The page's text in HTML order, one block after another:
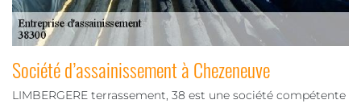
Société d’assainissement à Chezeneuve
LIMBERGERE terrassement, 38 est une société compétente